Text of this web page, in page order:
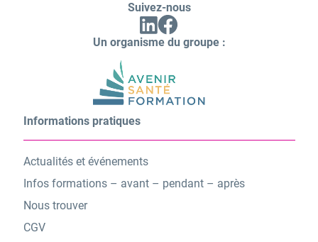
Suivez-nous
Linkedin
(ouvrir
vers
onglet)
vers
un
Un organisme du groupe :
Informations pratiques
Actualités et événements
Infos formations – avant – pendant – après
Nous trouver
CGV